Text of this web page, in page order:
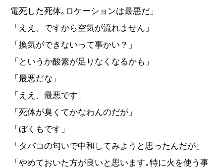
電死した死体｡ロケーションは最悪だ」
「ええ。ですから空気が流れません」
「換気ができないって事かい？」
「というか酸素が足りなくなるかも」
「最悪だな」
「ええ、最悪です」
「死体が臭くてかなわんのだが」
「ぼくもです」
「タバコの匂いで中和してみようと思ったんだが」
「やめておいた方が良いと思います｡特に火を使う事